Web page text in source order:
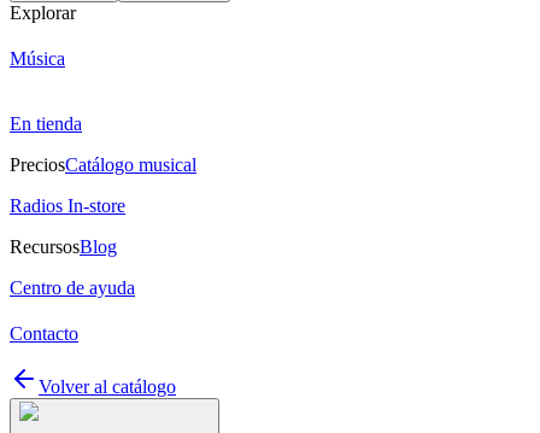
Explorar
Música
En tienda
PreciosCatálogo musical
Radios In-store
RecursosBlog
Centro de ayuda
Contacto
Volver al catálogo